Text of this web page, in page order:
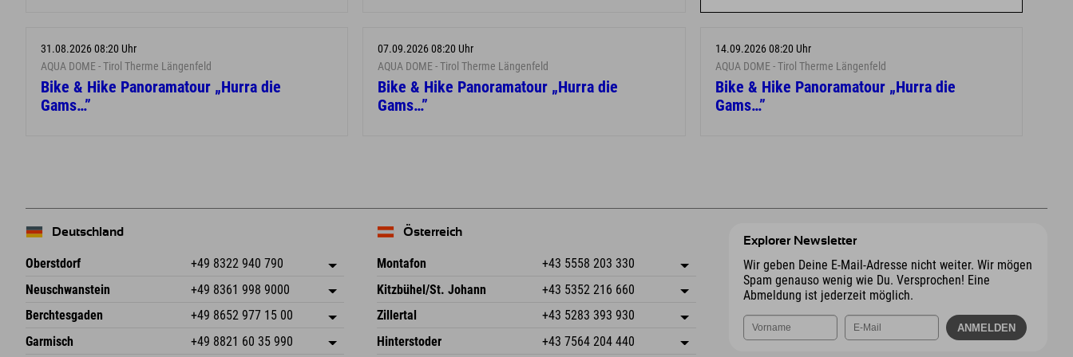
31.08.2026 08:20 Uhr
AQUA DOME - Tirol Therme Längenfeld
Bike & Hike Panoramatour „Hurra die
Gams…”
07.09.2026 08:20 Uhr
AQUA DOME - Tirol Therme Längenfeld
Bike & Hike Panoramatour „Hurra die
Gams…”
14.09.2026 08:20 Uhr
AQUA DOME - Tirol Therme Längenfeld
Bike & Hike Panoramatour „Hurra die
Gams…”
Deutschland
Oberstdorf +49 8322 940 790
An der Breitach 3
Deutschland
Adresse speichern
Buchen
Neuschwanstein +49 8361 998 9000
An der Riese 45
87484 Nesselwang im Allgäu
Deutschland
Adresse speichern
Buchen
Berchtesgaden +49 8652 977 15 00
Hofreitstr. 7
Adresse speichern
Garmisch +49 8821 60 35 990
Österreich
Montafon +43 5558 203 330
Dorfstr. 127b
6793 Gaschurn/Montafon
Österreich
Adresse speichern
Buchen
Kitzbühel/St. Johann +43 5352 216 660
Speckbacherstraße 87
Österreich
Adresse speichern
Buchen
Zillertal +43 5283 393 930
Schmiedau 2
Adresse speichern
Hinterstoder +43 7564 204 440
Explorer Newsletter
Wir geben Deine E-Mail-Adresse nicht weiter. Wir mögen
Spam genauso wenig wie Du. Versprochen! Eine
Abmeldung ist jederzeit möglich.